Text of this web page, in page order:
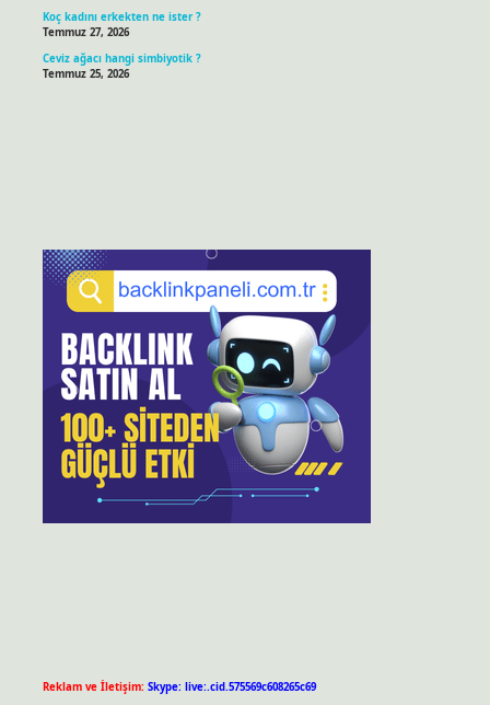
Koç kadını erkekten ne ister ?
Temmuz 27, 2026
Ceviz ağacı hangi simbiyotik ?
Temmuz 25, 2026
Reklam ve İletişim: Skype: live:.cid.575569c608265c69